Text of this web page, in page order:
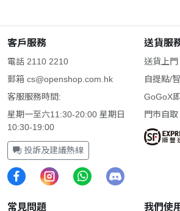
客戶服務
電話 2110 2210
郵箱 cs@openshop.com.hk
客服服務時間:
星期一至六11:30-20:00 星期日
10:30-19:00
投訴及建議熱線
送貨服
送貨上門
自提點/
GoGoX
門市自取
常見問題 我們使